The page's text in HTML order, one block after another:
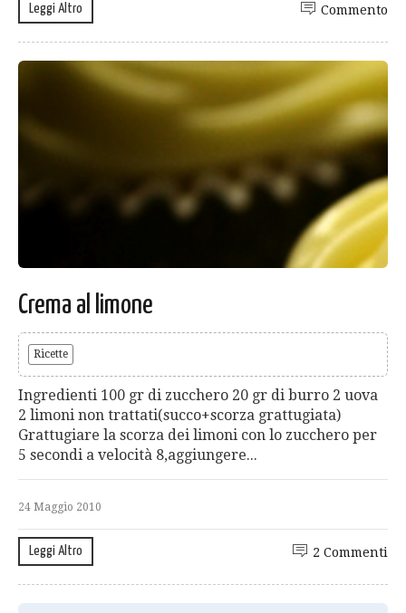
Leggi Altro Commento
Crema al limone
Ricette
Ingredienti 100 gr di zucchero 20 gr di burro 2 uova
2 limoni non trattati(succo+scorza grattugiata)
Grattugiare la scorza dei limoni con lo zucchero per
5 secondi a velocità 8,aggiungere...
24 Maggio 2010
Leggi Altro 2 Commenti